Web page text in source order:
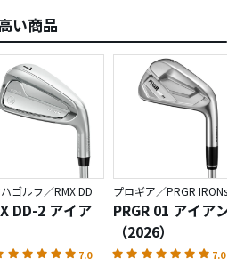
という意味です。
い商品
ゴルフ／RMX DD
DD-2 アイア
7.0
プロギア／PRGR IRONs
PRGR 01 アイアン
（2026）
7.0